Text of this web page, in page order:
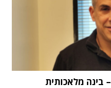
"העתיד הוא Physical AI – בינה מלאכותית